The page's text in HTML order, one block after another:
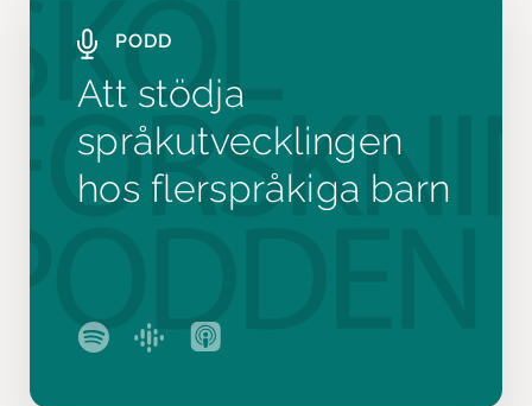
PODD
Att stödja
språkutvecklingen
hos flerspråkiga barn